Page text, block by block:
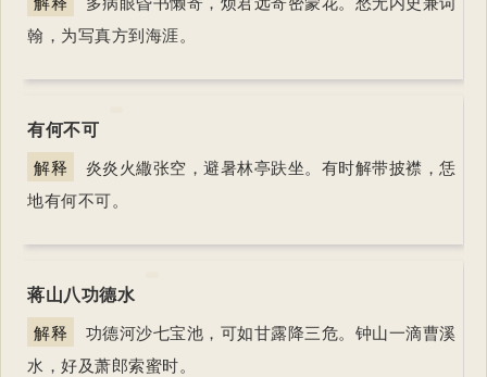
翰，为写真方到海涯。
有何不可
解释
炎炎火繖张空，避暑林亭趺坐。有时解带披襟，恁
地有何不可。
蒋山八功德水
解释
功德河沙七宝池，可如甘露降三危。钟山一滴曹溪
水，好及萧郎索蜜时。